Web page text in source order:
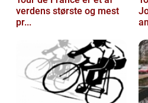
verdens største og mest
pr...